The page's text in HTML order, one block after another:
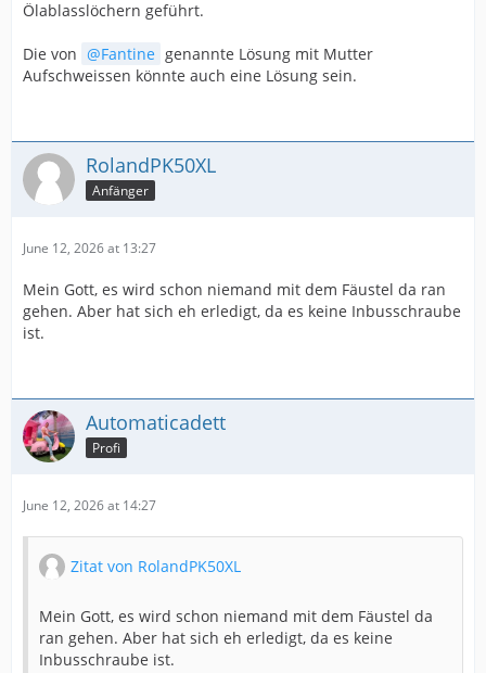
Ölablasslöchern geführt.
Die von Fantine genannte Lösung mit Mutter
Aufschweissen könnte auch eine Lösung sein.
RolandPK50XL
Anfänger
June 12, 2026 at 13:27
Mein Gott, es wird schon niemand mit dem Fäustel da ran
gehen. Aber hat sich eh erledigt, da es keine Inbusschraube
ist.
Automaticadett
Profi
June 12, 2026 at 14:27
Zitat von RolandPK50XL
Mein Gott, es wird schon niemand mit dem Fäustel da
ran gehen. Aber hat sich eh erledigt, da es keine
Inbusschraube ist.